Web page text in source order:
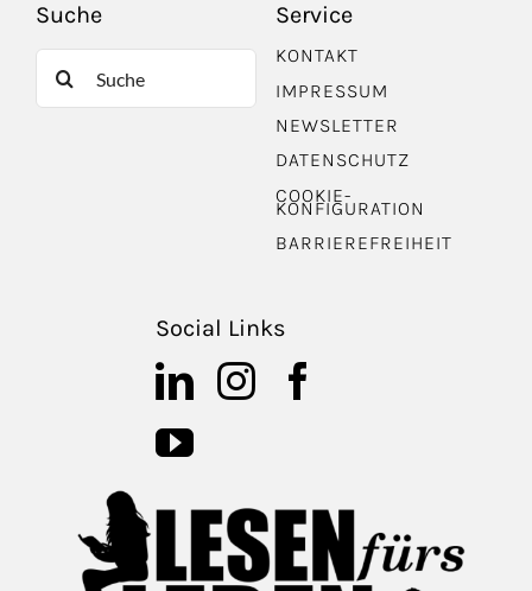
Suche
Suche
nach:
Service
KONTAKT
IMPRESSUM
NEWSLETTER
DATENSCHUTZ
COOKIE-
KONFIGURATION
BARRIEREFREIHEIT
Social Links